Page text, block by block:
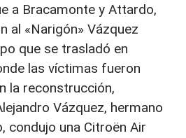
a Bracamonte y Attardo,
al «Narigón» Vázquez
que se trasladó en
las víctimas fueron
la reconstrucción,
Vázquez, hermano
condujo una Citroën Air